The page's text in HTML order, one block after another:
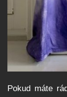
Pokud máte